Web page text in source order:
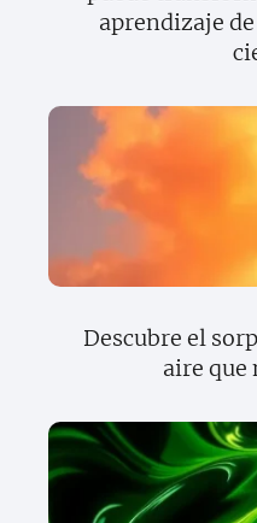
aprendizaje
Descubre el
aire que